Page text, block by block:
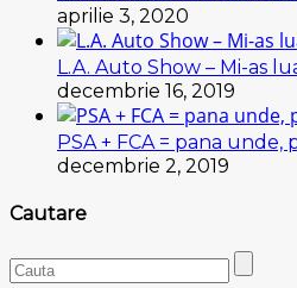
aprilie 3, 2020
L.A. Auto Show – Mi-as
decembrie 16, 2019
PSA + FCA = pana unde,
decembrie 2, 2019
Cautare